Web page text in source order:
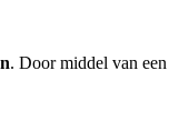
. Door middel van een